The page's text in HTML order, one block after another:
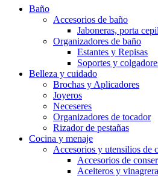
Baño
Accesorios de baño
Jaboneras, porta
Organizadores de baño
Estantes y Repisas
Soportes y
Belleza y cuidado
Brochas y Aplicadores
Joyeros
Neceseres
Organizadores de tocador
Rizador de pestañas
Cocina y menaje
Accesorios y utensilios de
Accesorios de
Aceiteros y